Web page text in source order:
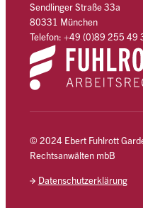
Sendlinger Straße 33a
80331 München
Telefon: +49 (0)89 255 49
© 2024 Ebert Fuhlrott
Rechtsanwälten mbB
Datenschutzerklärung